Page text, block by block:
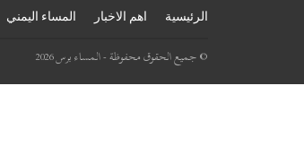
الرئيسية اهم الاخبار المساء اليمني
© جميع الحقوق محفوظة - المساء برس 2026